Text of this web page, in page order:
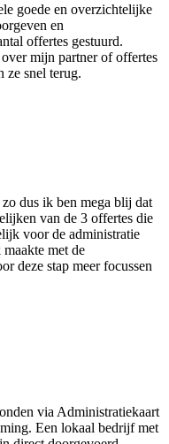
goede en overzichtelijke
en
offertes gestuurd.
mijn partner of offertes
ze snel terug.
dus ik ben mega blij dat
van de 3 offertes die
voor de administratie
met de
deze stap meer focussen
via Administratiekaart
Een lokaal bedrijf met